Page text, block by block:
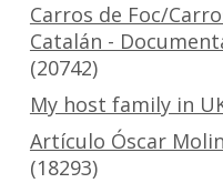
Carros de Foc/
Catalán -
(20742)
My host family in
Artículo Óscar
(18293)